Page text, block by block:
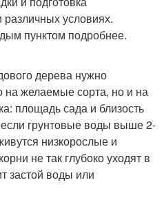
различных условиях.
пунктом подробнее.
дерева нужно
на желаемые сорта, но и на
площадь сада и близость
грунтовые воды выше 2-
низкорослые и
не так глубоко уходят в
застой воды или